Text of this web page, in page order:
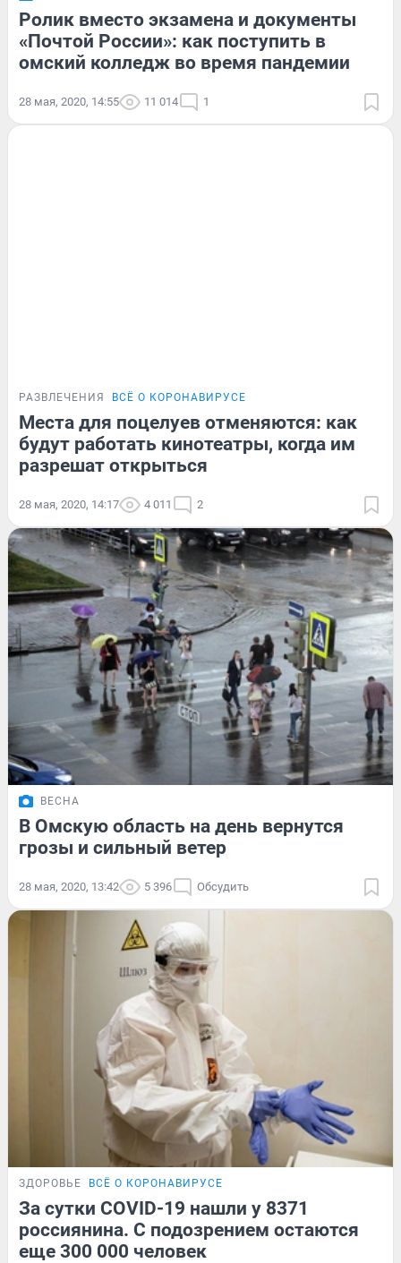
Ролик вместо экзамена и документы
«Почтой России»: как поступить в
омский колледж во время пандемии
28 мая, 2020, 14:55 11 014 1
РАЗВЛЕЧЕНИЯ ВСЁ О КОРОНАВИРУСЕ
Места для поцелуев отменяются: как
будут работать кинотеатры, когда им
разрешат открыться
28 мая, 2020, 14:17 4 011 2
ВЕСНА
В Омскую область на день вернутся
грозы и сильный ветер
28 мая, 2020, 13:42 5 396 Обсудить
ЗДОРОВЬЕ ВСЁ О КОРОНАВИРУСЕ
За сутки COVID-19 нашли у 8371
россиянина. С подозрением остаются
еще 300 000 человек